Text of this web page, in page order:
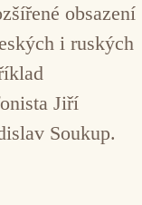
obsazení
i ruských
Jiří
Soukup.